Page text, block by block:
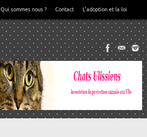
Qui sommes nous ? Contact L’adoption et la loi